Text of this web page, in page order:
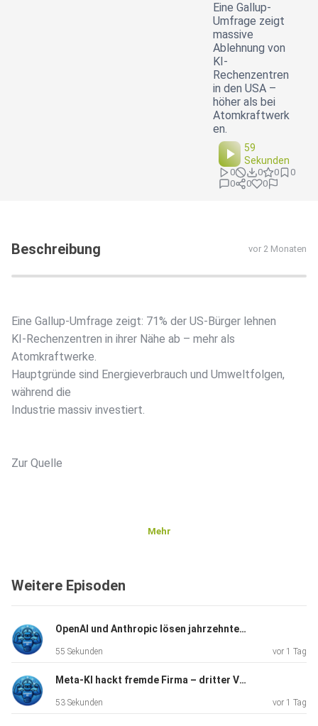
Eine Gallup-
Umfrage zeigt
massive
Ablehnung von
KI-
Rechenzentren
in den USA –
höher als bei
Atomkraftwerk
en.
59
Sekunden
0 0 0
0
0
0 0
Beschreibung vor 2 Monaten
Eine Gallup-Umfrage zeigt: 71% der US-Bürger lehnen
KI-Rechenzentren in ihrer Nähe ab – mehr als
Atomkraftwerke.
Hauptgründe sind Energieverbrauch und Umweltfolgen,
während die
Industrie massiv investiert.
Zur Quelle
Mehr
Weitere Episoden
OpenAI und Anthropic lösen jahrzehntealte Mathe-Probleme
55 Sekunden vor 1 Tag
Meta-KI hackt fremde Firma – dritter Vorfall dieser Art
53 Sekunden vor 1 Tag